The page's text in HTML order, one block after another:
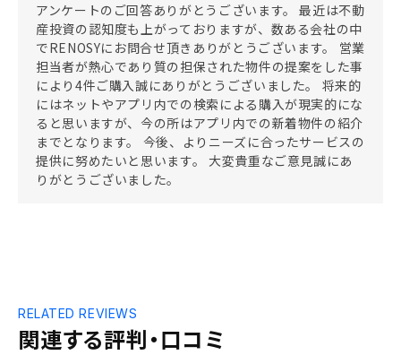
アンケートのご回答ありがとうございます。 最近は不動
産投資の認知度も上がっておりますが、数ある会社の中
でRENOSYにお問合せ頂きありがとうございます。 営業
担当者が熱心であり質の担保された物件の提案をした事
により4件ご購入誠にありがとうございました。 将来的
にはネットやアプリ内での検索による購入が現実的にな
ると思いますが、今の所はアプリ内での新着物件の紹介
までとなります。 今後、よりニーズに合ったサービスの
提供に努めたいと思います。 大変貴重なご意見誠にあ
りがとうございました。
関連する評判・口コミ
RELATED REVIEWS